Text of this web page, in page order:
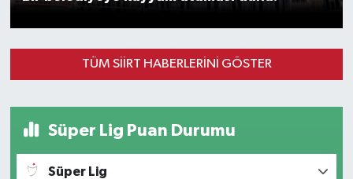
TÜM SIIRT HABERLERINI GÖSTER
Süper Lig Puan Durumu
Süper Lig